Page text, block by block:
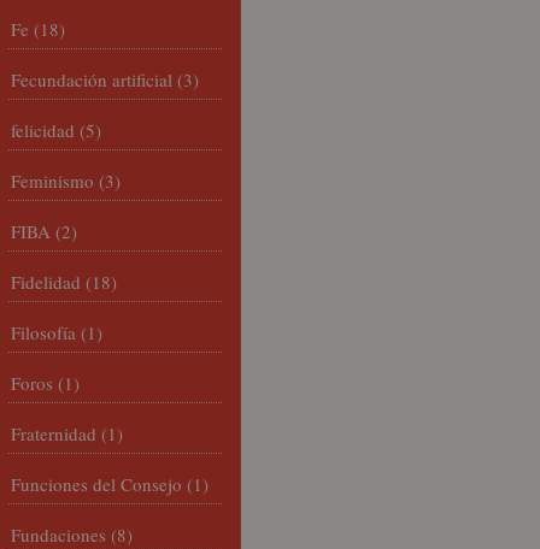
Fe (18)
Fecundación artificial (3)
felicidad (5)
Feminismo (3)
FIBA (2)
Fidelidad (18)
Filosofía (1)
Foros (1)
Fraternidad (1)
Funciones del Consejo (1)
Fundaciones (8)